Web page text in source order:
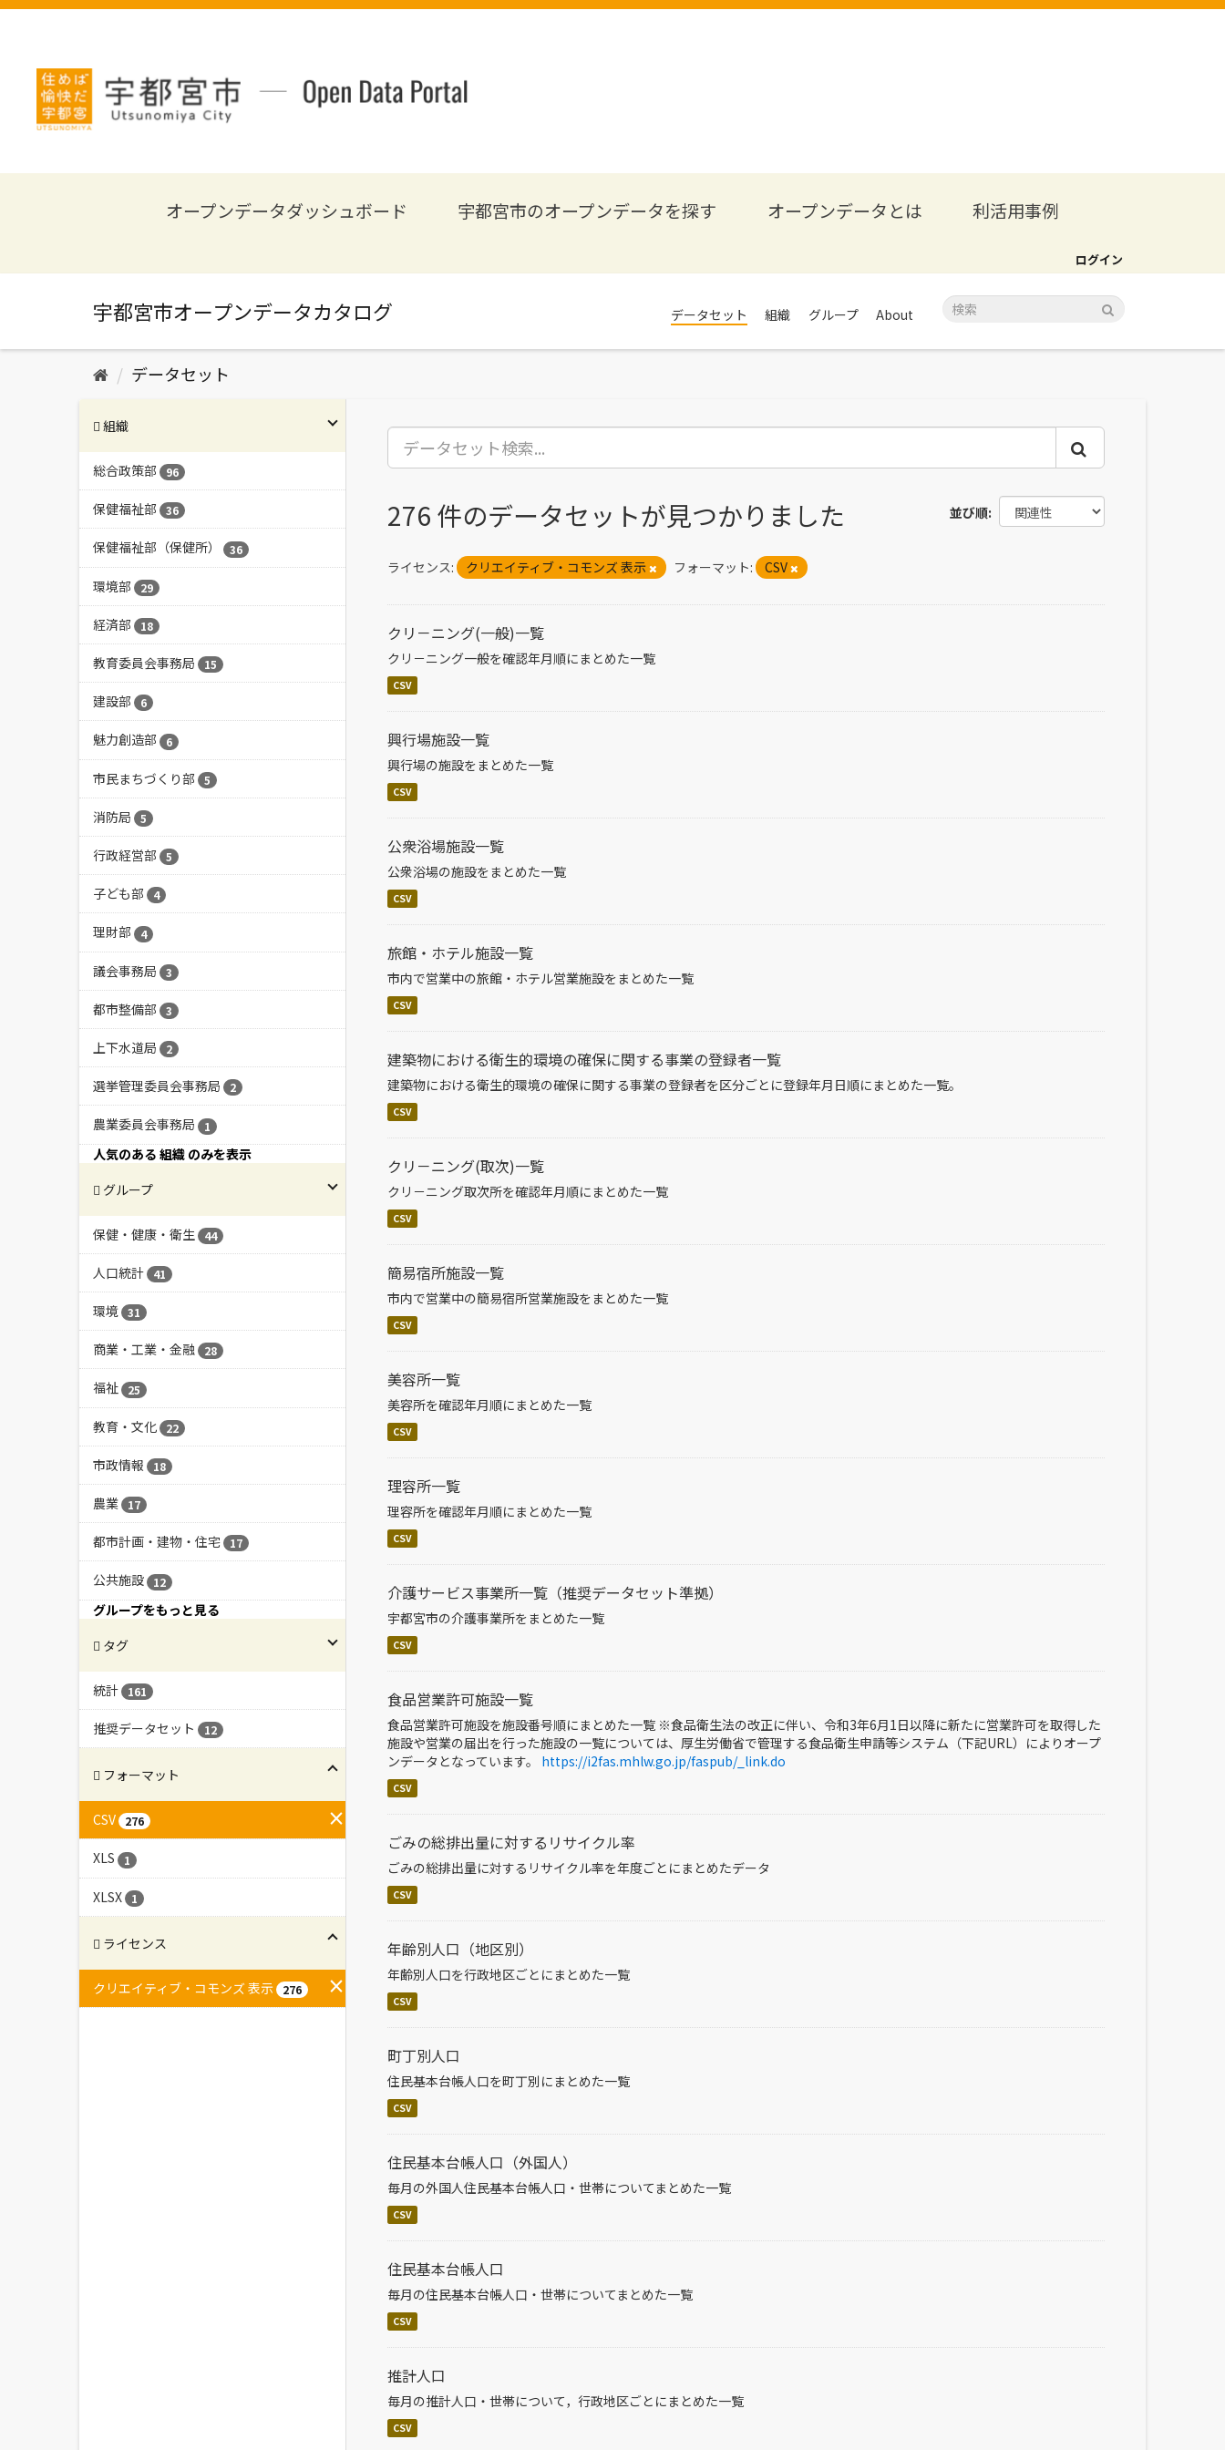
ス
オープンデータダッシュボード 宇都宮市のオープンデータを探す オープンデータとは 利活用事例
ログイン
データセット 組織 グループ About
データセット
組織
総合政策部 96
保健福祉部 36
保健福祉部（保健所） 36
環境部 29
経済部 18
教育委員会事務局 15
建設部 6
魅力創造部 6
市民まちづくり部 5
消防局 5
行政経営部 5
子ども部 4
理財部 4
議会事務局 3
都市整備部 3
上下水道局 2
選挙管理委員会事務局 2
農業委員会事務局 1
人気のある 組織 のみを表示
グループ
保健・健康・衛生 44
人口統計 41
環境 31
商業・工業・金融 28
福祉 25
教育・文化 22
市政情報 18
農業 17
都市計画・建物・住宅 17
公共施設 12
グループをもっと見る
タグ
統計 161
推奨データセット 12
フォーマット
CSV 276
XLS 1
XLSX 1
ライセンス
クリエイティブ・コモンズ 表示 276
並び順
276 件のデータセットが見つかりました
ライセンス: クリエイティブ・コモンズ 表示 フォーマット: CSV
クリ－ニング(一般)一覧
クリ－ニング一般を確認年月順にまとめた一覧
CSV
興行場施設一覧
興行場の施設をまとめた一覧
CSV
公衆浴場施設一覧
公衆浴場の施設をまとめた一覧
CSV
旅館・ホテル施設一覧
市内で営業中の旅館・ホテル営業施設をまとめた一覧
CSV
建築物における衛生的環境の確保に関する事業の登録者一覧
建築物における衛生的環境の確保に関する事業の登録者を区分ごとに登録年月日順にまとめた一覧。
CSV
クリ－ニング(取次)一覧
クリ－ニング取次所を確認年月順にまとめた一覧
CSV
簡易宿所施設一覧
市内で営業中の簡易宿所営業施設をまとめた一覧
CSV
美容所一覧
美容所を確認年月順にまとめた一覧
CSV
理容所一覧
理容所を確認年月順にまとめた一覧
CSV
介護サービス事業所一覧（推奨データセット準拠）
宇都宮市の介護事業所をまとめた一覧
CSV
食品営業許可施設一覧
食品営業許可施設を施設番号順にまとめた一覧 ※食品衛生法の改正に伴い、令和3年6月1日以降に新たに営業許可を取得した
施設や営業の届出を行った施設の一覧については、厚⽣労働省で管理する⾷品衛⽣申請等システム（下記URL）によりオープ
ンデータとなっています。 https://i2fas.mhlw.go.jp/faspub/_link.do
CSV
ごみの総排出量に対するリサイクル率
ごみの総排出量に対するリサイクル率を年度ごとにまとめたデータ
CSV
年齢別人口（地区別）
年齢別人口を行政地区ごとにまとめた一覧
CSV
町丁別人口
住民基本台帳人口を町丁別にまとめた一覧
CSV
住民基本台帳人口（外国人）
毎月の外国人住民基本台帳人口・世帯についてまとめた一覧
CSV
住民基本台帳人口
毎月の住民基本台帳人口・世帯についてまとめた一覧
CSV
推計人口
毎月の推計人口・世帯について，行政地区ごとにまとめた一覧
CSV